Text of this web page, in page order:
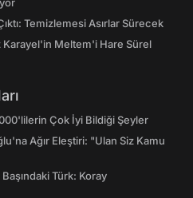
Temizlemesi Asırlar Sürecek
Karayel'in Meltem'i Hare Sürel
Çok İyi Bildiği Şeyler
Ağır Eleştiri: "Ulan Siz Kamu
Türk: Koray